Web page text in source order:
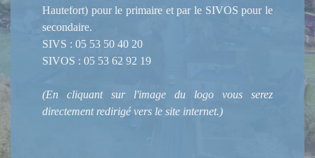
Hautefort) pour le primaire et par le SIVOS pour le
secondaire.
SIVS : 05 53 50 40 20
SIVOS : 05 53 62 92 19
(En cliquant sur l'image du logo vous serez
directement redirigé vers le site internet.)